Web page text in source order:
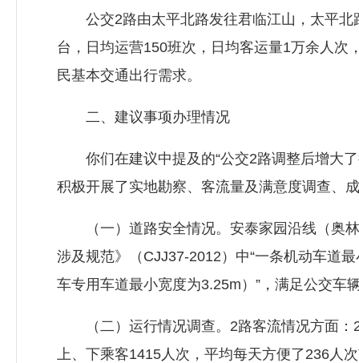
公交2路由太平北路发往君临江山，太平北
台，日均运营150班次，日均客运量1万余人次
民基本交通出行需求。
二、建议事项办理情况
你们在建议中提及的“公交2路调整后增大了
积极开展了实地勘察、客流量及满意度调查、
（一）道路安全情况。安泰家园沿线（奥林
涉及规范》（CJJ37-2012）中“一条机动车道
车专用车道最小宽度为3.25m）”，满足公交车
（二）运行情况调查。2路客流情况方面：
上、下乘客1415人次，平均每天方便了236人